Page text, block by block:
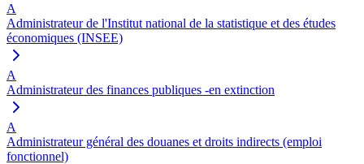
A
Administrateur de l'Institut national de la statistique et des études
économiques (INSEE)
A
Administrateur des finances publiques -en extinction
A
Administrateur général des douanes et droits indirects (emploi
fonctionnel)